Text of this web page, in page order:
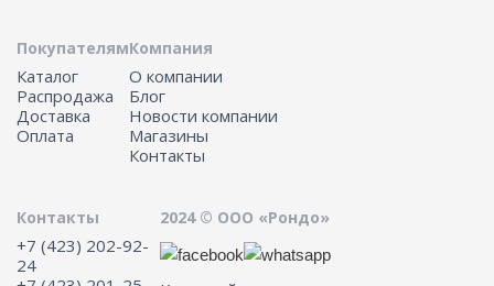
Покупателям
Каталог
Распродажа
Доставка
Оплата
Компания
О компании
Блог
Новости компании
Магазины
Контакты
Контакты
+7 (423) 202-92-
24
2024 © ООО «Рондо»